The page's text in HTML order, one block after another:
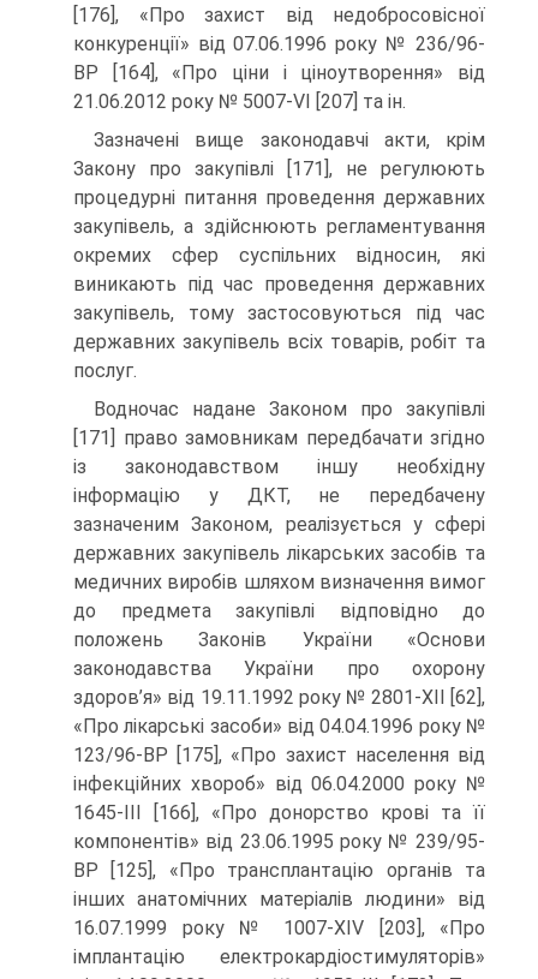
[176], «Про захист від недобросовісної
конкуренції» від 07.06.1996 року № 236/96-
ВР [164], «Про ціни і ціноутворення» від
21.06.2012 року № 5007-VI [207] та ін.
Зазначені вище законодавчі акти, крім
Закону про закупівлі [171], не регулюють
процедурні питання проведення державних
закупівель, а здійснюють регламентування
окремих сфер суспільних відносин, які
виникають під час проведення державних
закупівель, тому застосовуються під час
державних закупівель всіх товарів, робіт та
послуг.
Водночас надане Законом про закупівлі
[171] право замовникам передбачати згідно
із законодавством іншу необхідну
інформацію у ДКТ, не передбачену
зазначеним Законом, реалізується у сфері
державних закупівель лікарських засобів та
медичних виробів шляхом визначення вимог
до предмета закупівлі відповідно до
положень Законів України «Основи
законодавства України про охорону
здоров’я» від 19.11.1992 року № 2801-XII [62],
«Про лікарські засоби» від 04.04.1996 року №
123/96-ВР [175], «Про захист населення від
інфекційних хвороб» від 06.04.2000 року №
1645-III [166], «Про донорство крові та її
компонентів» від 23.06.1995 року № 239/95-
ВР [125], «Про трансплантацію органів та
інших анатомічних матеріалів людини» від
16.07.1999 року № 1007-XIV [203], «Про
імплантацію електрокардіостимуляторів»